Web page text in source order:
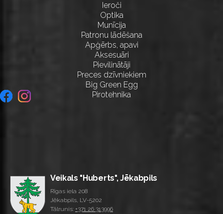
Ieroči
Optika
Munīcija
Patronu lādēšana
Apģērbs, apavi
Aksesuāri
Pievilinātāji
Preces dzīvniekiem
Big Green Egg
Pirotehnika
Veikals "Huberts", Jēkabpils
Rīgas iela 208
Jēkabpils, LV-5202
Tālrunis: +371 26 313996